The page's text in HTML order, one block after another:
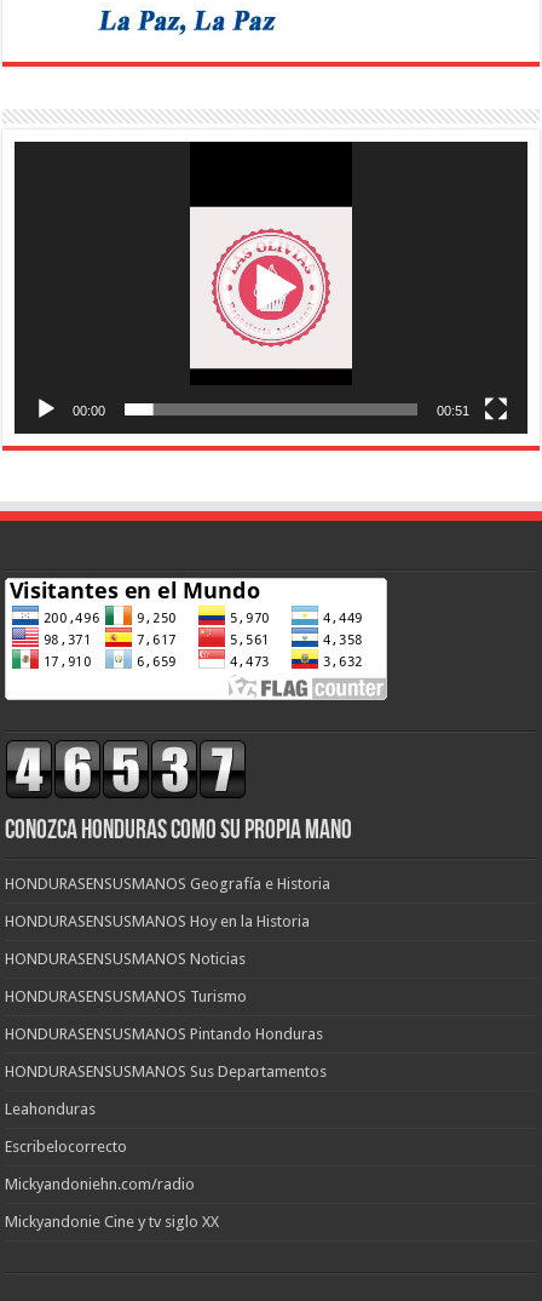
00:00 00:51
CONOZCA HONDURAS COMO SU PROPIA MANO
HONDURASENSUSMANOS Geografía e Historia
HONDURASENSUSMANOS Hoy en la Historia
HONDURASENSUSMANOS Noticias
HONDURASENSUSMANOS Turismo
HONDURASENSUSMANOS Pintando Honduras
HONDURASENSUSMANOS Sus Departamentos
Leahonduras
Escribelocorrecto
Mickyandoniehn.com/radio
Mickyandonie Cine y tv siglo XX